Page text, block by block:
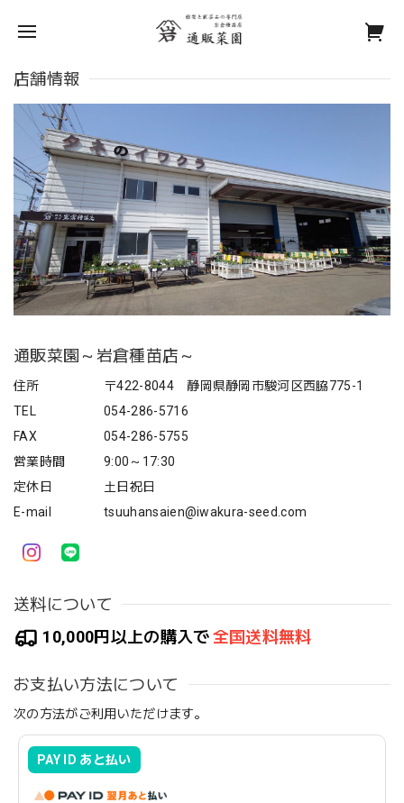
店舗情報
通販菜園～岩倉種苗店～
住所
〒422-8044 静岡県静岡市駿河区西脇775-1
TEL
054-286-5716
FAX
054-286-5755
営業時間
9:00～17:30
定休日
土日祝日
E-mail
tsuuhansaien@iwakura-seed.com
送料について
10,000円以上の購入で全国送料無料
お支払い方法について
次の方法がご利用いただけます。
PAY ID あと払い